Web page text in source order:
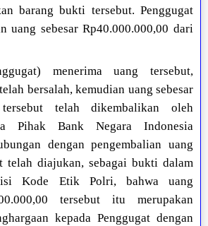
barang bukti tersebut. Penggugat
uang sebesar Rp40.000.000,00 dari
menerima uang tersebut,
bersalah, kemudian uang sebesar
tersebut telah dikembalikan oleh
Pihak Bank Negara Indonesia
dengan pengembalian uang
telah diajukan, sebagai bukti dalam
Kode Etik Polri, bahwa uang
tersebut itu merupakan
kepada Penggugat dengan